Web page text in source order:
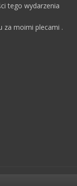
tego wydarzenia
za moimi plecami .